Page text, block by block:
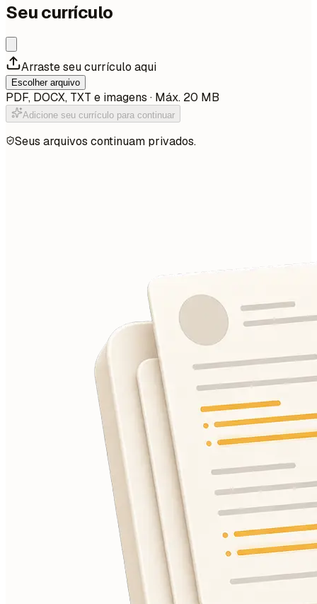
Seu currículo
Arraste seu currículo aqui
Escolher arquivo
PDF, DOCX, TXT e imagens · Máx. 20 MB
Adicione seu currículo para continuar
Seus arquivos continuam privados.